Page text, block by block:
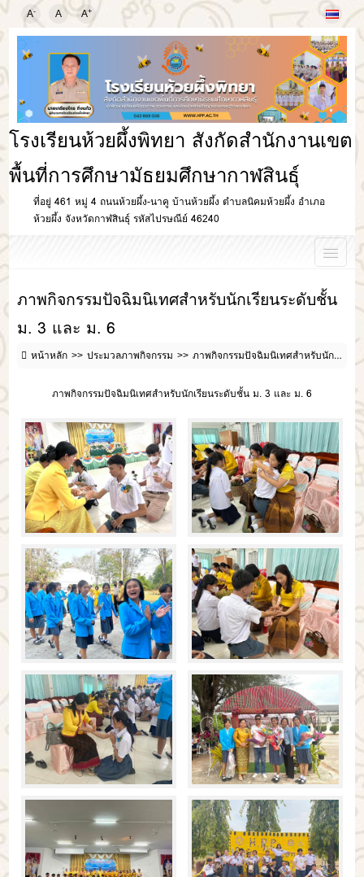
A- A A+
โรงเรียนห้วยผึ้งพิทยา สังกัดสำนักงานเขต
พื้นที่การศึกษามัธยมศึกษากาฬสินธุ์
ที่อยู่ 461 หมู่ 4 ถนนห้วยผึ้ง-นาคู บ้านห้วยผึ้ง ตำบลนิคมห้วยผึ้ง อำเภอ
ห้วยผึ้ง จังหวัดกาฬสินธุ์ รหัสไปรษณีย์ 46240
ภาพกิจกรรมปัจฉิมนิเทศสำหรับนักเรียนระดับชั้น
ม. 3 และ ม. 6
หน้าหลัก ประมวลภาพกิจกรรม ภาพกิจกรรมปัจฉิมนิเทศสำหรับนักเรียนระดับชั้น ม. 3 และ ม. 6
ภาพกิจกรรมปัจฉิมนิเทศสำหรับนักเรียนระดับชั้น ม. 3 และ ม. 6